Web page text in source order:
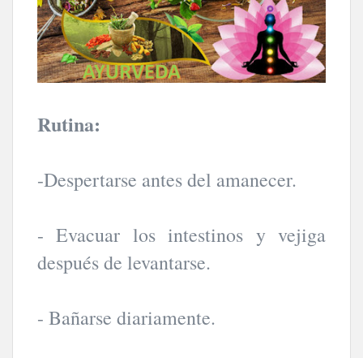
Rutina:
-Despertarse antes del amanecer.
- Evacuar los intestinos y vejiga
después de levantarse.
- Bañarse diariamente.